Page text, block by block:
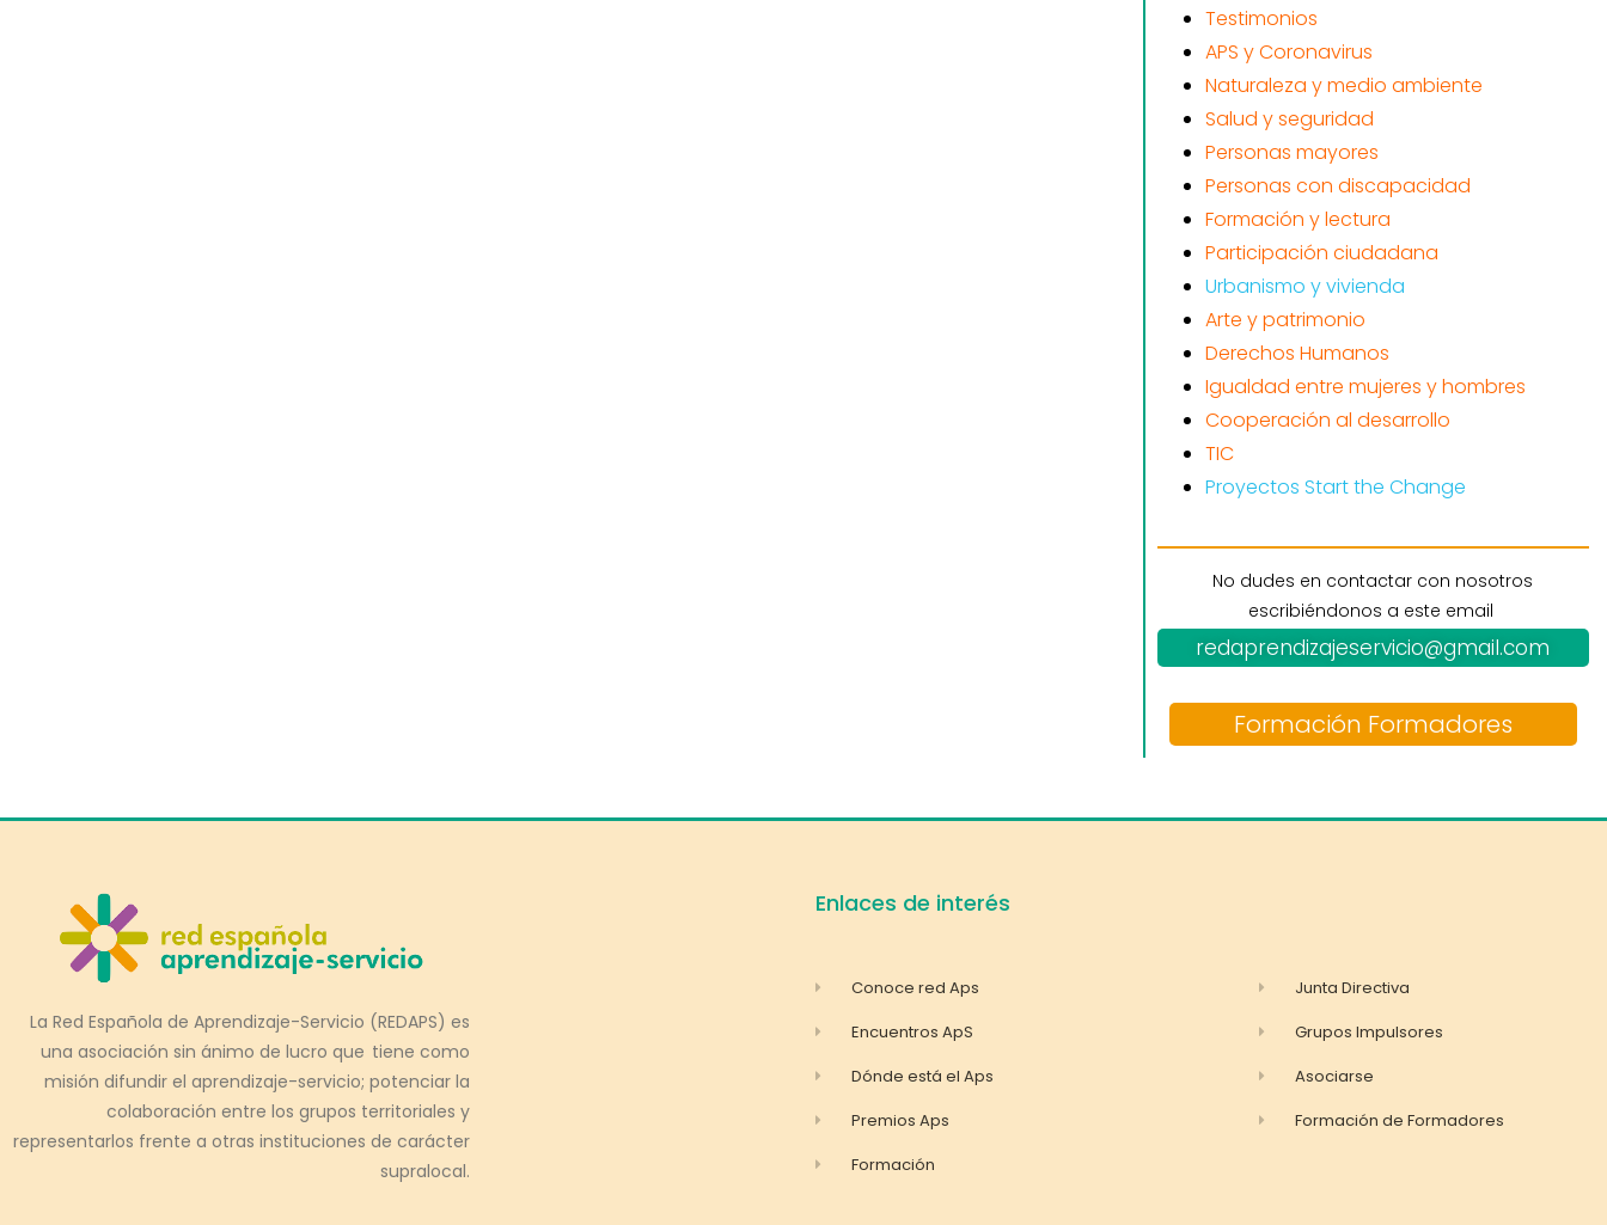
Testimonios
APS y Coronavirus
Naturaleza y medio ambiente
Salud y seguridad
Personas mayores
Personas con discapacidad
Formación y lectura
Participación ciudadana
Urbanismo y vivienda
Arte y patrimonio
Derechos Humanos
Igualdad entre mujeres y hombres
Cooperación al desarrollo
TIC
Proyectos Start the Change
No dudes en contactar con nosotros
escribiéndonos a este email
redaprendizajeservicio@gmail.com
Formación Formadores
La Red Española de Aprendizaje-Servicio (REDAPS) es
una asociación sin ánimo de lucro que tiene como
misión difundir el aprendizaje-servicio; potenciar la
colaboración entre los grupos territoriales y
representarlos frente a otras instituciones de carácter
supralocal.
Enlaces de interés
Conoce red Aps
Encuentros ApS
Dónde está el Aps
Premios Aps
Formación
Junta Directiva
Grupos Impulsores
Asociarse
Formación de Formadores